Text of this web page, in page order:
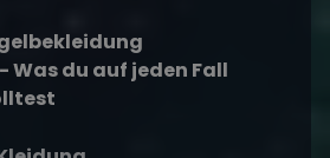
Was du auf jeden Fall